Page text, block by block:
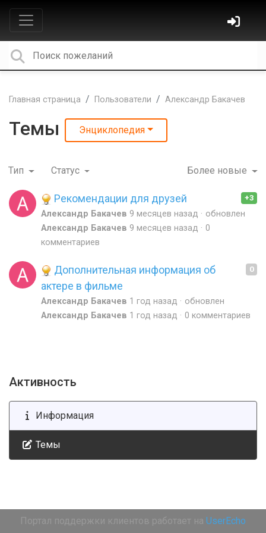
Главная страница Пользователи Александр Бакачев
Темы Энциклопедия
Тип Статус Более новые
+3
Рекомендации для друзей
Александр Бакачев 9 месяцев назад
обновлен
Александр Бакачев 9 месяцев назад
0
комментариев
0
Дополнительная информация об
актере в фильме
Александр Бакачев 1 год назад
обновлен
Александр Бакачев 1 год назад 0 комментариев
Активность
Информация
Темы
Портал поддержки клиентов работает на UserEcho